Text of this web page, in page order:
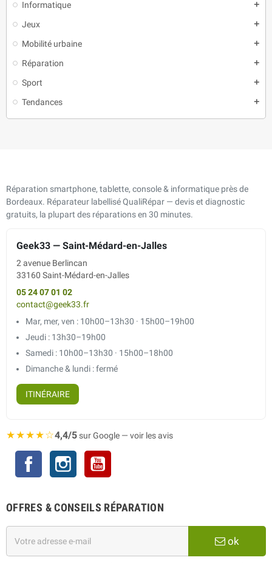
Informatique add
Jeux add
Mobilité urbaine add
Réparation add
Sport add
Tendances add
Réparation smartphone, tablette, console & informatique près de
Bordeaux. Réparateur labellisé QualiRépar — devis et diagnostic
gratuits, la plupart des réparations en 30 minutes.
Geek33 — Saint-Médard-en-Jalles
2 avenue Berlincan
33160 Saint-Médard-en-Jalles
05 24 07 01 02
contact@geek33.fr
Mar, mer, ven : 10h00–13h30 · 15h00–19h00
Jeudi : 13h30–19h00
Samedi : 10h00–13h30 · 15h00–18h00
Dimanche & lundi : fermé
ITINÉRAIRE
★★★★☆4,4/5sur Google — voir les avis
Facebook Instagram
OFFRES & CONSEILS RÉPARATION
ok